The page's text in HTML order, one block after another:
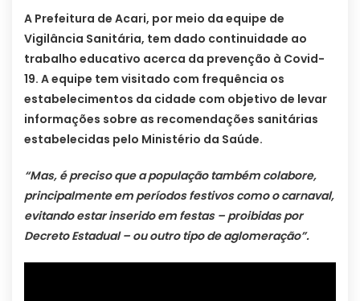
A Prefeitura de Acari, por meio da equipe de
Vigilância Sanitária, tem dado continuidade ao
trabalho educativo acerca da prevenção à Covid-
19. A equipe tem visitado com frequência os
estabelecimentos da cidade com objetivo de levar
informações sobre as recomendações sanitárias
estabelecidas pelo Ministério da Saúde.
“Mas, é preciso que a população também colabore,
principalmente em períodos festivos como o carnaval,
evitando estar inserido em festas – proibidas por
Decreto Estadual – ou outro tipo de aglomeração”.